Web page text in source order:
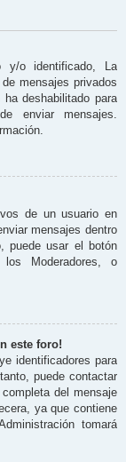
y/o identificado, La
mensajes privados
deshabilitado para
enviar mensajes.
de un usuario en
mensajes dentro
puede usar el botón
Moderadores, o
este foro!
identificadores para
puede contactar
del mensaje
ya que contiene
tomará